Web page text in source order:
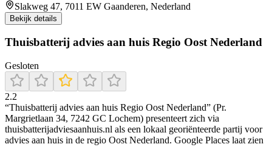
Slakweg 47, 7011 EW Gaanderen, Nederland
Bekijk details
Thuisbatterij advies aan huis Regio Oost Nederland
Gesloten
2.2
“Thuisbatterij advies aan huis Regio Oost Nederland” (Pr.
Margrietlaan 34, 7242 GC Lochem) presenteert zich via
thuisbatterijadviesaanhuis.nl als een lokaal georiënteerde partij voor
advies aan huis in de regio Oost Nederland. Google Places laat zien